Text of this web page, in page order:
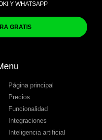
Y WHATSAPP
GRATIS
Página principal
Precios
Funcionalidad
Integraciones
Inteligencia artificial